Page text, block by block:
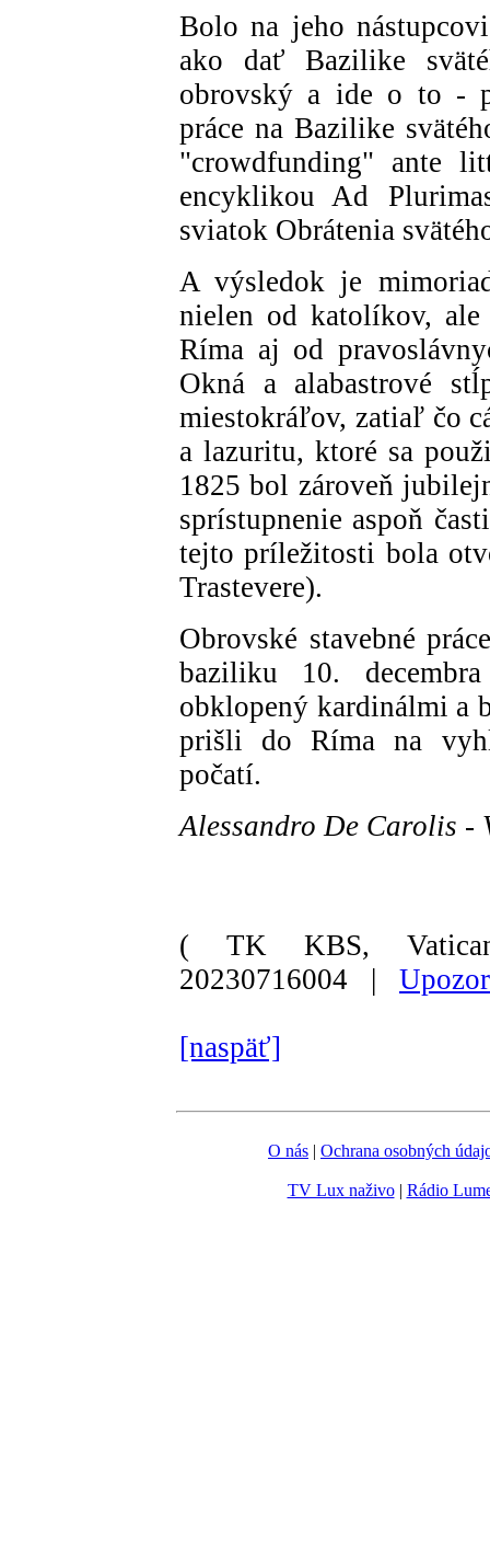
Bolo na jeho
ako dať Bazilike
obrovský a ide o to -
práce na Bazilike
"crowdfunding" ante
encyklikou Ad
sviatok Obrátenia
A výsledok je
nielen od katolíkov,
Ríma aj od
Okná a alabastrové
miestokráľov, zatiaľ čo
a lazuritu, ktoré sa
1825 bol zároveň
sprístupnenie aspoň
tejto príležitosti bola
Trastevere).
Obrovské stavebné
baziliku 10.
obklopený kardinálmi a
prišli do Ríma na
počatí.
Alessandro De Carolis -
( TK KBS,
20230716004 |
[naspäť]
O nás | Ochrana osobných
TV Lux naživo| Rádio